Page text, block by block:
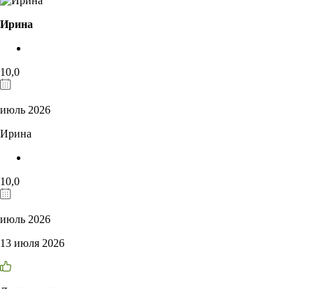
Ирина
10,0
июль 2026
Ирина
10,0
июль 2026
13 июля 2026